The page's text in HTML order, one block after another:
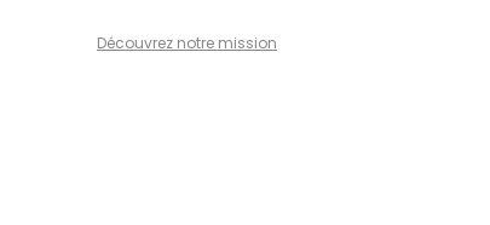
Découvrez notre mission